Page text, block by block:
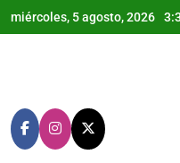
Saltar
al
miércoles, 5 agosto, 2026